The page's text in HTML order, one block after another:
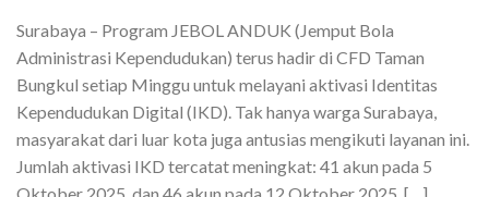
Surabaya – Program JEBOL ANDUK (Jemput Bola
Administrasi Kependudukan) terus hadir di CFD Taman
Bungkul setiap Minggu untuk melayani aktivasi Identitas
Kependudukan Digital (IKD). Tak hanya warga Surabaya,
masyarakat dari luar kota juga antusias mengikuti layanan ini.
Jumlah aktivasi IKD tercatat meningkat: 41 akun pada 5
Oktober 2025, dan 46 akun pada 12 Oktober 2025. […]